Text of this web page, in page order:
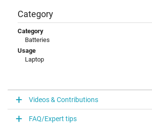
Category
Category
Batteries
Usage
Laptop
Videos & Contributions
FAQ/Expert tips